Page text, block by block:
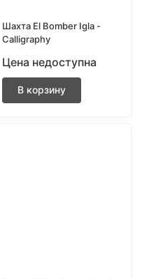
Шахта El Bomber Igla -
Calligraphy
Цена недоступна
В корзину